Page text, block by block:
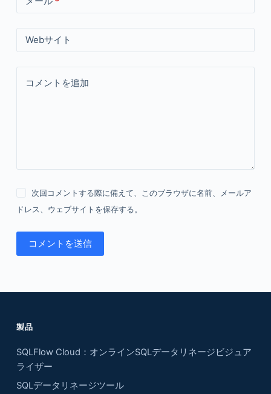
Webサイト
コメントを追加
次回コメントする際に備えて、このブラウザに名前、メールア
ドレス、ウェブサイトを保存する。
コメントを送信
製品
SQLFlow Cloud：オンラインSQLデータリネージビジュア
ライザー
SQLデータリネージツール